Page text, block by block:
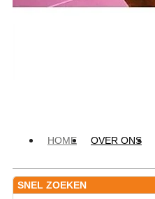
HOME OVER ONS
SNEL ZOEKEN